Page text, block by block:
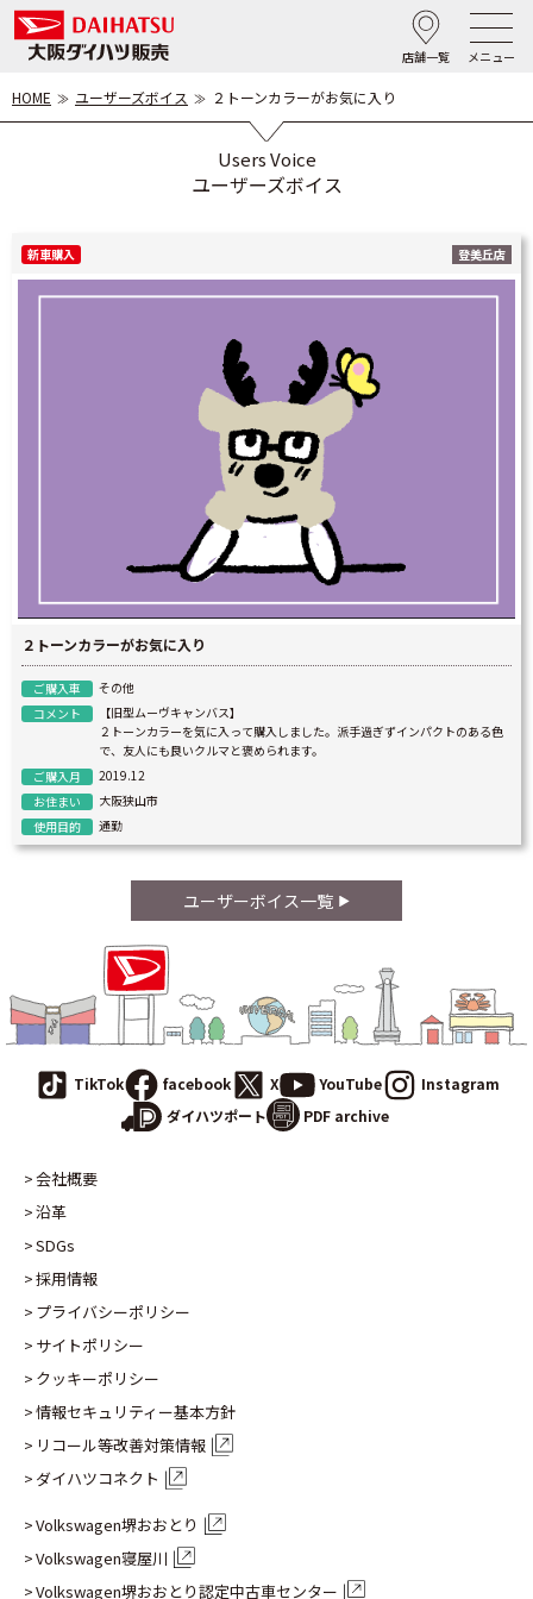
店舗一覧 メニュー
HOME ユーザーズボイス ２トーンカラーがお気に入り
Users Voice
ユーザーズボイス
新車購入 登美丘店
２トーンカラーがお気に入り
ご購入車
その他
コメント
【旧型ムーヴキャンバス】
２トーンカラーを気に入って購入しました。派手過ぎずインパクトのある色
で、友人にも良いクルマと褒められます。
ご購入月
2019.12
お住まい
大阪狭山市
使用目的
通勤
ユーザーボイス一覧
TikTok facebook X YouTube
Instagram
ダイハツポート
PDF archive
会社概要
沿革
SDGs
採用情報
プライバシーポリシー
サイトポリシー
クッキーポリシー
情報セキュリティー基本方針
リコール等改善対策情報
ダイハツコネクト
Volkswagen堺おおとり
Volkswagen寝屋川
Volkswagen堺おおとり認定中古車センター